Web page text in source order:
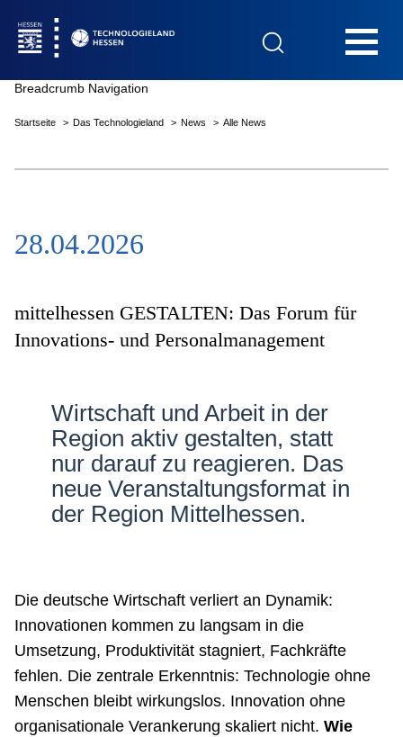
Das Technologieland
Innovationsfelder
Netzwerke
Breadcrumb Navigation
Startseite Das Technologieland News Alle News
28.04.2026
mittelhessen GESTALTEN: Das Forum für
Innovations- und Personalmanagement
Wirtschaft und Arbeit in der
Region aktiv gestalten, statt
nur darauf zu reagieren. Das
neue Veranstaltungsformat in
der Region Mittelhessen.
Die deutsche Wirtschaft verliert an Dynamik:
Innovationen kommen zu langsam in die
Umsetzung, Produktivität stagniert, Fachkräfte
fehlen. Die zentrale Erkenntnis: Technologie ohne
Menschen bleibt wirkungslos. Innovation ohne
organisationale Verankerung skaliert nicht. Wie